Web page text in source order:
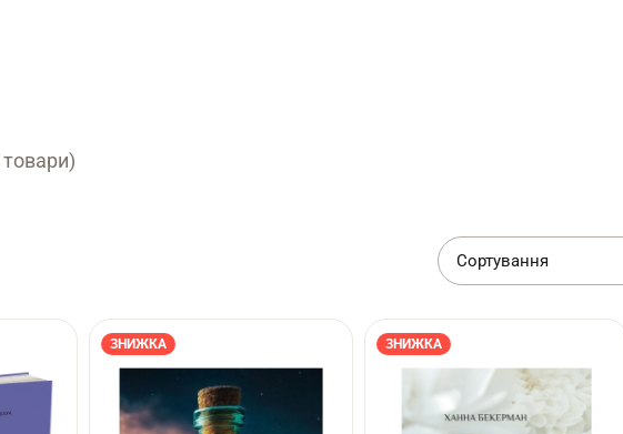
Сортування
ЗНИЖКА ЗНИЖКА